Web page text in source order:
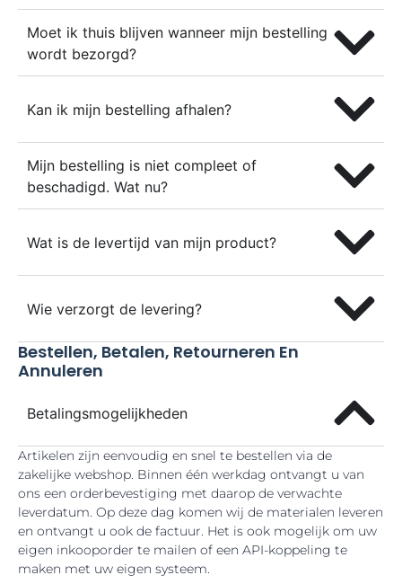
Moet ik thuis blijven wanneer mijn bestelling
wordt bezorgd?
Kan ik mijn bestelling afhalen?
Mijn bestelling is niet compleet of
beschadigd. Wat nu?
Wat is de levertijd van mijn product?
Wie verzorgt de levering?
Bestellen, Betalen, Retourneren En
Annuleren
Betalingsmogelijkheden
Artikelen zijn eenvoudig en snel te bestellen via de
zakelijke webshop. Binnen één werkdag ontvangt u van
ons een orderbevestiging met daarop de verwachte
leverdatum. Op deze dag komen wij de materialen leveren
en ontvangt u ook de factuur. Het is ook mogelijk om uw
eigen inkooporder te mailen of een API-koppeling te
maken met uw eigen systeem.